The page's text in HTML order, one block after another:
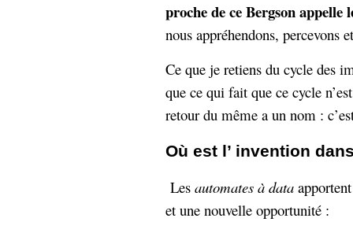
proche de ce Bergson appelle
nous appréhendons, percevons
Ce que je retiens du cycle des
que ce qui fait que ce cycle
retour du même a un nom :
Où est l’ invention
Les automates à data
et une nouvelle opportunité :